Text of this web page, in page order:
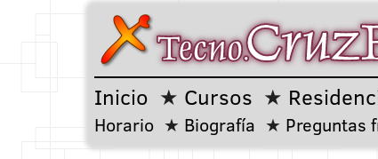
Inicio Cursos
Horario Biografía Preguntas